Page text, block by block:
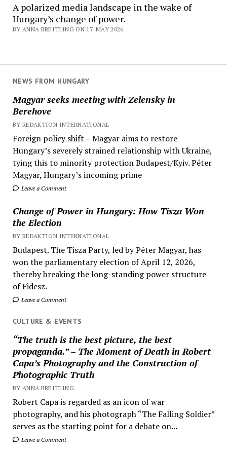
NEWS FROM HUNGARY
Magyar seeks meeting with Zelensky in
Berehove
BY REDAKTION INTERNATIONAL
Foreign policy shift – Magyar aims to restore
Hungary’s severely strained relationship with Ukraine,
tying this to minority protection Budapest/Kyiv. Péter
Magyar, Hungary’s incoming prime
Leave a Comment
Change of Power in Hungary: How Tisza Won
the Election
BY REDAKTION INTERNATIONAL
Budapest. The Tisza Party, led by Péter Magyar, has
won the parliamentary election of April 12, 2026,
thereby breaking the long-standing power structure
of Fidesz.
Leave a Comment
CULTURE & EVENTS
“The truth is the best picture, the best
propaganda.” – The Moment of Death in Robert
Capa’s Photography and the Construction of
Photographic Truth
BY ANNA BREITLING
Robert Capa is regarded as an icon of war
photography, and his photograph “The Falling Soldier”
serves as the starting point for a debate on...
Leave a Comment
A polarized media landscape in the wake of
Hungary’s change of power.
BY ANNA BREITLING ON 17. MAY 2026